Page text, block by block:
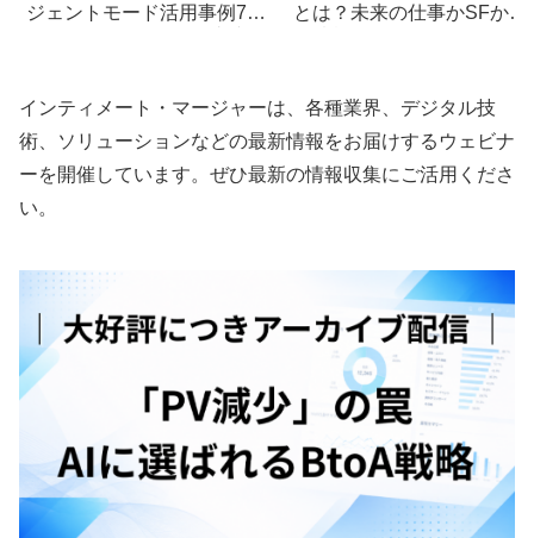
ジェントモード活用事例7選
とは？未来の仕事かSFか、
インティメート・マージャーは、各種業界、デジタル技
術、ソリューションなどの最新情報をお届けするウェビナ
ーを開催しています。ぜひ最新の情報収集にご活用くださ
い。